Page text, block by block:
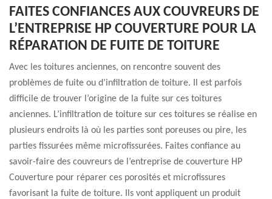
FAITES CONFIANCES AUX COUVREURS DE
L’ENTREPRISE HP COUVERTURE POUR LA
RÉPARATION DE FUITE DE TOITURE
Avec les toitures anciennes, on rencontre souvent des
problèmes de fuite ou d’infiltration de toiture. Il est parfois
difficile de trouver l’origine de la fuite sur ces toitures
anciennes. L’infiltration de toiture sur ces toitures se réalise en
plusieurs endroits là où les parties sont poreuses ou pire, les
parties fissurées même microfissurées. Faites confiance au
savoir-faire des couvreurs de l’entreprise de couverture HP
Couverture pour réparer ces porosités et microfissures
favorisant la fuite de toiture. Ils vont appliquent un produit